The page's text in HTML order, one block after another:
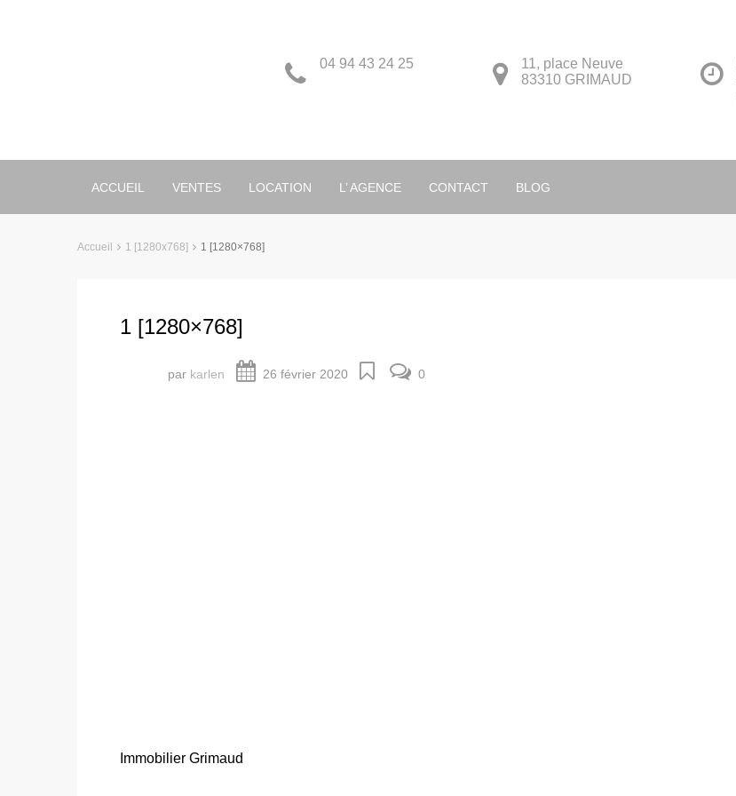
11, place Neuve
83310 GRIMAUD
04 94 43 24 25
ACCUEIL VENTES LOCATION L’ AGENCE CONTACT BLOG
Accueil 1 [1280x768] 1 [1280×768]
1 [1280×768]
par karlen 26 février 2020 0
Immobilier Grimaud